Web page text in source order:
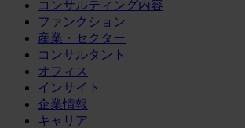
コンサルティング内容
ファンクション
産業・セクター
コンサルタント
オフィス
インサイト
企業情報
キャリア